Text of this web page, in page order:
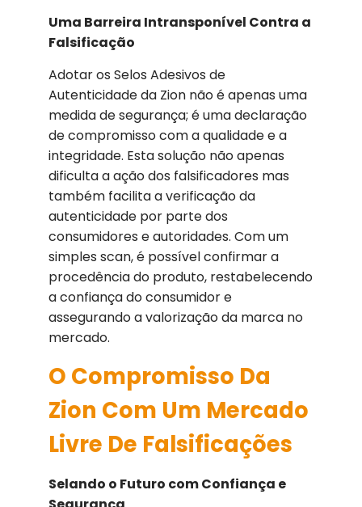
Uma Barreira Intransponível Contra a
Falsificação
Adotar os Selos Adesivos de
Autenticidade da Zion não é apenas uma
medida de segurança; é uma declaração
de compromisso com a qualidade e a
integridade. Esta solução não apenas
dificulta a ação dos falsificadores mas
também facilita a verificação da
autenticidade por parte dos
consumidores e autoridades. Com um
simples scan, é possível confirmar a
procedência do produto, restabelecendo
a confiança do consumidor e
assegurando a valorização da marca no
mercado.
O Compromisso Da
Zion Com Um Mercado
Livre De Falsificações
Selando o Futuro com Confiança e